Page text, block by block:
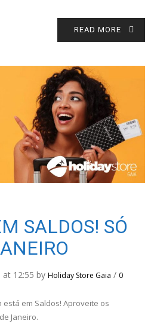
READ MORE
SALDOS! SÓ
at 12:55 by Holiday Store Gaia / 0
em Saldos! Aproveite os
Janeiro.